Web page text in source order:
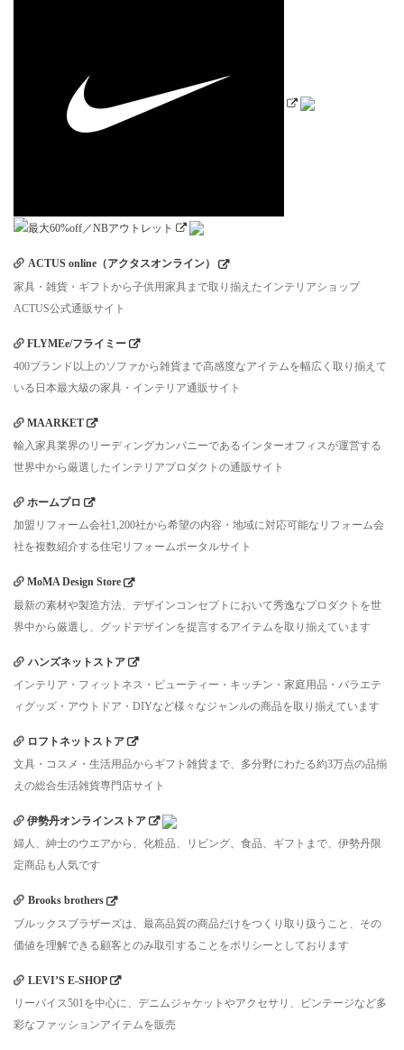
ACTUS online（アクタスオンライン）
家具・雑貨・ギフトから子供用家具まで取り揃えたインテリアショップ
ACTUS公式通販サイト
FLYMEe/フライミー
400ブランド以上のソファから雑貨まで高感度なアイテムを幅広く取り揃えて
いる日本最大級の家具・インテリア通販サイト
MAARKET
輸入家具業界のリーディングカンパニーであるインターオフィスが運営する
世界中から厳選したインテリアプロダクトの通販サイト
ホームプロ
加盟リフォーム会社1,200社から希望の内容・地域に対応可能なリフォーム会
社を複数紹介する住宅リフォームポータルサイト
MoMA Design Store
最新の素材や製造方法、デザインコンセプトにおいて秀逸なプロダクトを世
界中から厳選し、グッドデザインを提言するアイテムを取り揃えています
ハンズネットストア
インテリア・フィットネス・ビューティー・キッチン・家庭用品・バラエテ
ィグッズ・アウトドア・DIYなど様々なジャンルの商品を取り揃えています
ロフトネットストア
文具・コスメ・生活用品からギフト雑貨まで、多分野にわたる約3万点の品揃
えの総合生活雑貨専門店サイト
伊勢丹オンラインストア
婦人、紳士のウエアから、化粧品、リビング、食品、ギフトまで、伊勢丹限
定商品も人気です
Brooks brothers
ブルックスブラザーズは、最高品質の商品だけをつくり取り扱うこと、その
価値を理解できる顧客とのみ取引することをポリシーとしております
LEVI’S E-SHOP
リーバイス501を中心に、デニムジャケットやアクセサリ、ビンテージなど多
彩なファッションアイテムを販売